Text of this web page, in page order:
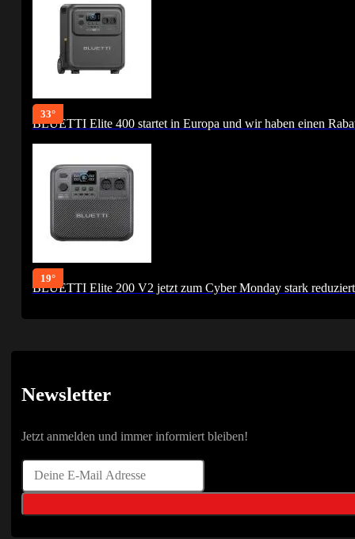
33°
BLUETTI Elite 400 startet in Europa und wir haben einen
19°
BLUETTI Elite 200 V2 jetzt zum Cyber Monday stark
Newsletter
Jetzt anmelden und immer informiert bleiben!